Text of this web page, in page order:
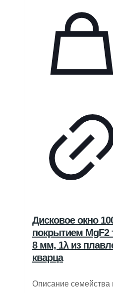
Дисковое окно
покрытием
8 мм, 1λ из
кварца
Описание семейства